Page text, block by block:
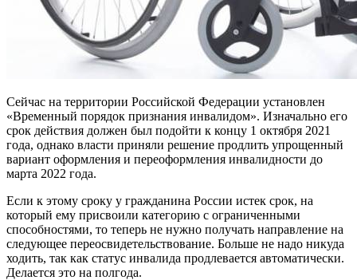
Сейчас на территории Российской Федерации установлен
«Временный порядок признания инвалидом». Изначально его
срок действия должен был подойти к концу 1 октября 2021
года, однако власти приняли решение продлить упрощенный
вариант оформления и переоформления инвалидности до
марта 2022 года.
Если к этому сроку у гражданина России истек срок, на
который ему присвоили категорию с ограниченными
способностями, то теперь не нужно получать направление на
следующее переосвидетельствование. Больше не надо никуда
ходить, так как статус инвалида продлевается автоматически.
Делается это на полгода.